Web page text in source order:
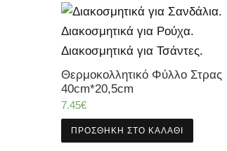
Θερμοκολλητικό Φύλλο Στρας
40cm*20,5cm
7.45€
ΠΡΟΣΘΉΚΗ ΣΤΟ ΚΑΛΆΘΙ